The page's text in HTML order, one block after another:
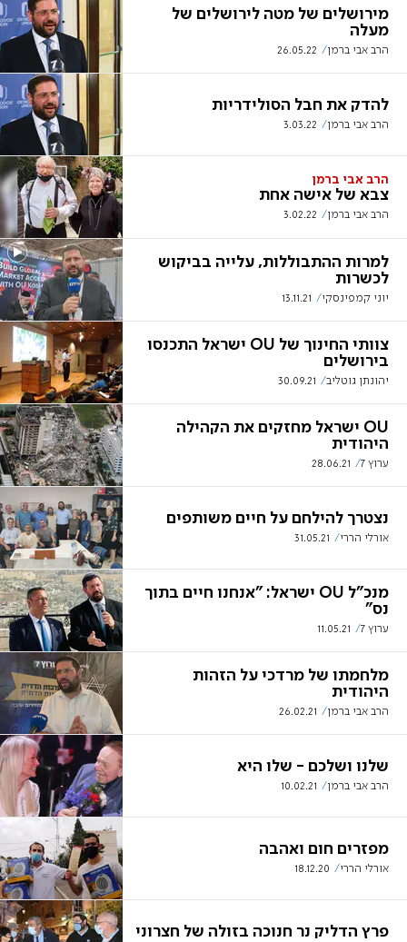
מירושלים של מטה לירושלים של
מעלה
הרב אבי ברמן 26.05.22
להדק את חבל הסולידריות
הרב אבי ברמן 3.03.22
הרב אבי ברמן
צבא של אישה אחת
הרב אבי ברמן 3.02.22
למרות ההתבוללות, עלייה בביקוש
לכשרות
יוני קמפינסקי 13.11.21
צוותי החינוך של OU ישראל התכנסו
בירושלים
יהונתן גוטליב 30.09.21
OU ישראל מחזקים את הקהילה
היהודית
ערוץ 7 28.06.21
נצטרך להילחם על חיים משותפים
אורלי הררי 31.05.21
מנכ"ל OU ישראל: "אנחנו חיים בתוך
נס"
ערוץ 7 11.05.21
מלחמתו של מרדכי על הזהות
היהודית
הרב אבי ברמן 26.02.21
שלנו ושלכם - שלו היא
הרב אבי ברמן 10.02.21
מפזרים חום ואהבה
אורלי הררי 18.12.20
פרץ הדליק נר חנוכה בזולה של חצרוני